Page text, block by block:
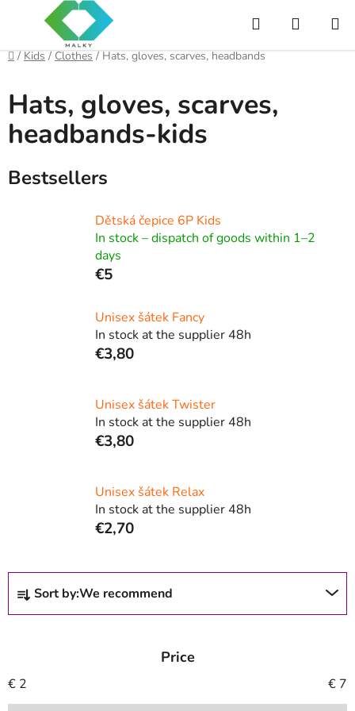
Search
CART
Home
/ Kids / Clothes / Hats, gloves, scarves, headbands
Hats, gloves, scarves,
headbands-kids
Bestsellers
Dětská čepice 6P Kids
In stock – dispatch of goods within 1–2
days
€5
Unisex šátek Fancy
In stock at the supplier 48h
€3,80
Unisex šátek Twister
In stock at the supplier 48h
€3,80
Unisex šátek Relax
In stock at the supplier 48h
€2,70
P
o
c
t
Sort by:We recommend
Price
€ 2 € 7